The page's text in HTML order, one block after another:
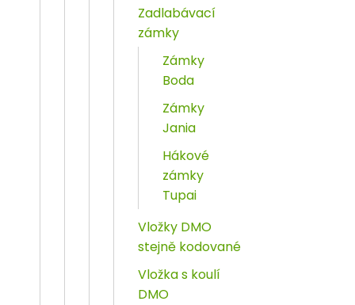
Zadlabávací
zámky
Zámky
Boda
Zámky
Jania
Hákové
zámky
Tupai
Vložky DMO
stejně kodované
Vložka s koulí
DMO